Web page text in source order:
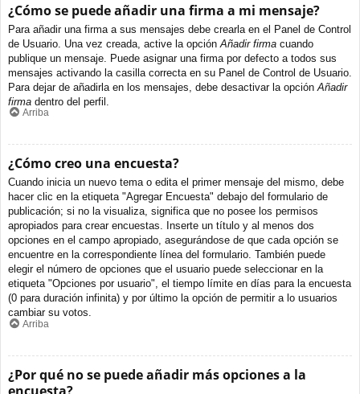
¿Cómo se puede añadir una firma a mi mensaje?
Para añadir una firma a sus mensajes debe crearla en el Panel de Control
de Usuario. Una vez creada, active la opción Añadir firma cuando
publique un mensaje. Puede asignar una firma por defecto a todos sus
mensajes activando la casilla correcta en su Panel de Control de Usuario.
Para dejar de añadirla en los mensajes, debe desactivar la opción Añadir
firma dentro del perfil.
Arriba
¿Cómo creo una encuesta?
Cuando inicia un nuevo tema o edita el primer mensaje del mismo, debe
hacer clic en la etiqueta "Agregar Encuesta" debajo del formulario de
publicación; si no la visualiza, significa que no posee los permisos
apropiados para crear encuestas. Inserte un título y al menos dos
opciones en el campo apropiado, asegurándose de que cada opción se
encuentre en la correspondiente línea del formulario. También puede
elegir el número de opciones que el usuario puede seleccionar en la
etiqueta "Opciones por usuario", el tiempo límite en días para la encuesta
(0 para duración infinita) y por último la opción de permitir a lo usuarios
cambiar su votos.
Arriba
¿Por qué no se puede añadir más opciones a la